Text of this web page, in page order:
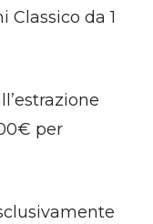
Classico da 1
per